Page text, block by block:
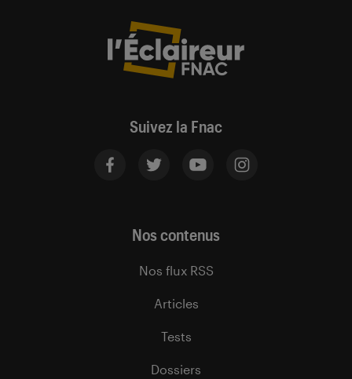
Suivez la Fnac
Nos contenus
Nos flux RSS
Articles
Tests
Dossiers